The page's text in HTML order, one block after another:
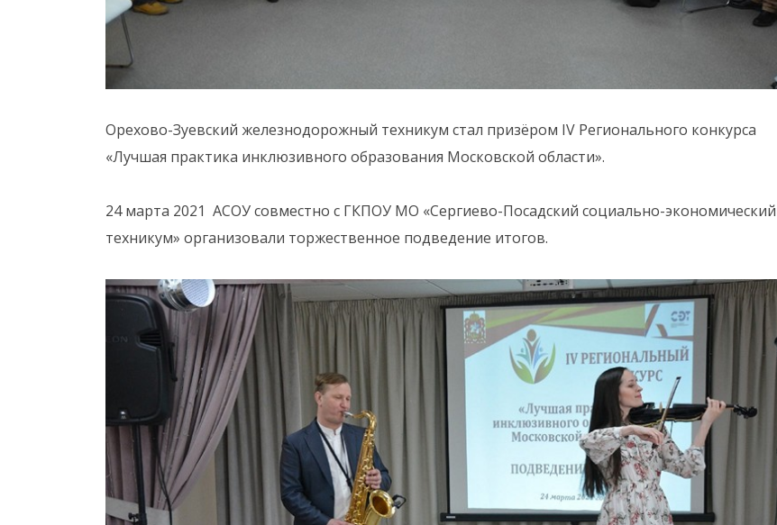
Орехово-Зуевский железнодорожный техникум стал призёром IV Регионального конкурса
«Лучшая практика инклюзивного образования Московской области».
24 марта 2021 АСОУ совместно с ГКПОУ МО «Сергиево-Посадский социально-экономический
техникум» организовали торжественное подведение итогов.